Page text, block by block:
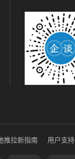
推拉新指南 用户支持